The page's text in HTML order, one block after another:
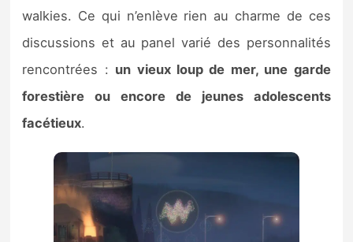
walkies. Ce qui n’enlève rien au charme de ces
discussions et au panel varié des personnalités
rencontrées : un vieux loup de mer, une garde
forestière ou encore de jeunes adolescents
facétieux.